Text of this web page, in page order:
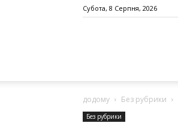
Субота, 8 Серпня, 2026
додому Без рубрики
Без рубрики